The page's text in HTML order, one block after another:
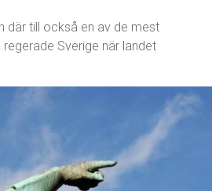
där till också en av de mest
Sverige när landet